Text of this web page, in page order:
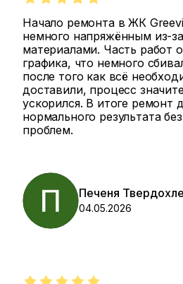
Начало ремонта в ЖК
немного напряжённым из-
материалами. Часть работ
графика, что немного
после того как всё
доставили, процесс
ускорился. В итоге ремонт
нормального результата
проблем.
Печеня
04.05.2026